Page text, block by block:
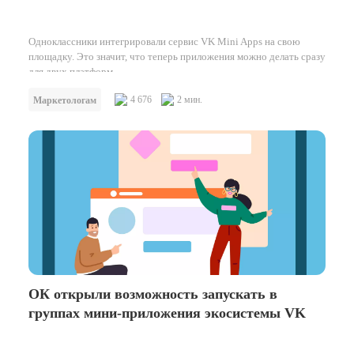
Одноклассники интегрировали сервис VK Mini Apps на свою
площадку. Это значит, что теперь приложения можно делать сразу
для двух платформ,…
Маркетологам 4 676 2 мин.
ОК открыли возможность запускать в
группах мини-приложения экосистемы VK